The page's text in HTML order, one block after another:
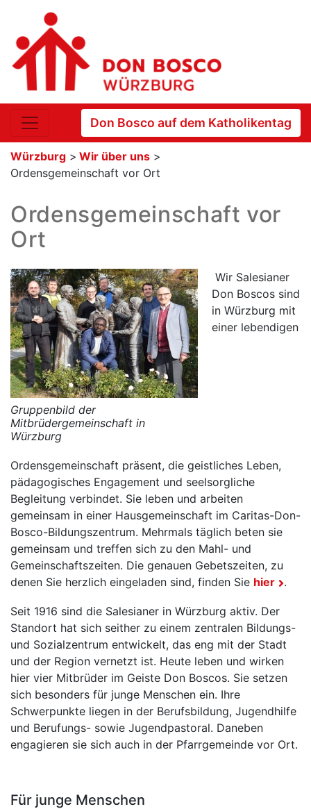
Don Bosco auf dem Katholikentag
Würzburg > Wir über uns >
Ordensgemeinschaft vor Ort
Ordensgemeinschaft vor
Ort
Gruppenbild der
Mitbrüdergemeinschaft in
Würzburg
Wir Salesianer
Don Boscos sind
in Würzburg mit
einer lebendigen
Ordensgemeinschaft präsent, die geistliches Leben,
pädagogisches Engagement und seelsorgliche
Begleitung verbindet. Sie leben und arbeiten
gemeinsam in einer Hausgemeinschaft im Caritas-Don-
Bosco-Bildungszentrum. Mehrmals täglich beten sie
gemeinsam und treffen sich zu den Mahl- und
Gemeinschaftszeiten. Die genauen Gebetszeiten, zu
denen Sie herzlich eingeladen sind, finden Sie hier .
Seit 1916 sind die Salesianer in Würzburg aktiv. Der
Standort hat sich seither zu einem zentralen Bildungs-
und Sozialzentrum entwickelt, das eng mit der Stadt
und der Region vernetzt ist. Heute leben und wirken
hier vier Mitbrüder im Geiste Don Boscos. Sie setzen
sich besonders für junge Menschen ein. Ihre
Schwerpunkte liegen in der Berufsbildung, Jugendhilfe
und Berufungs- sowie Jugendpastoral. Daneben
engagieren sie sich auch in der Pfarrgemeinde vor Ort.
Für junge Menschen